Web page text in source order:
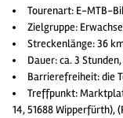
Tourenart: E-MTB-
Zielgruppe:
Streckenlänge: 36
Dauer: ca. 3
Barrierefreiheit: die
Treffpunkt:
14, 51688 Wipperfürth),